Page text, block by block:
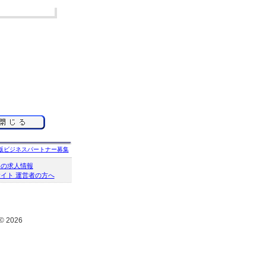
ビジネスパートナー募集
求人情報
ト 運営者の方へ
2026